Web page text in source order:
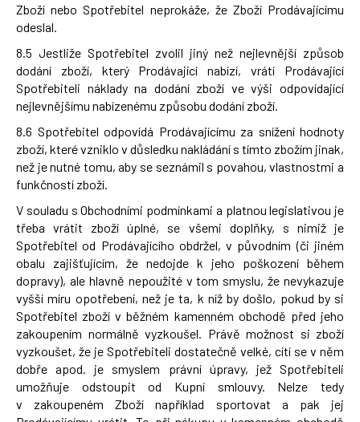
Zboží nebo Spotřebitel neprokáže, že Zboží Prodávajícímu
odeslal.
8.5 Jestliže Spotřebitel zvolil jiný než nejlevnější způsob
dodání zboží, který Prodávající nabízí, vrátí Prodávající
Spotřebiteli náklady na dodání zboží ve výši odpovídající
nejlevnějšímu nabízenému způsobu dodání zboží.
8.6 Spotřebitel odpovídá Prodávajícímu za snížení hodnoty
zboží, které vzniklo v důsledku nakládání s tímto zbožím jinak,
než je nutné tomu, aby se seznámil s povahou, vlastnostmi a
funkčností zboží.
V souladu s Obchodními podmínkami a platnou legislativou je
třeba vrátit zboží úplné, se všemi doplňky, s nimiž je
Spotřebitel od Prodávajícího obdržel, v původním (či jiném
obalu zajišťujícím, že nedojde k jeho poškození během
dopravy), ale hlavně nepoužité v tom smyslu, že nevykazuje
vyšší míru opotřebení, než je ta, k níž by došlo, pokud by si
Spotřebitel zboží v běžném kamenném obchodě před jeho
zakoupením normálně vyzkoušel. Právě možnost si zboží
vyzkoušet, že je Spotřebiteli dostatečně velké, cítí se v něm
dobře apod. je smyslem právní úpravy, jež Spotřebiteli
umožňuje odstoupit od Kupní smlouvy. Nelze tedy
v zakoupeném Zboží například sportovat a pak jej